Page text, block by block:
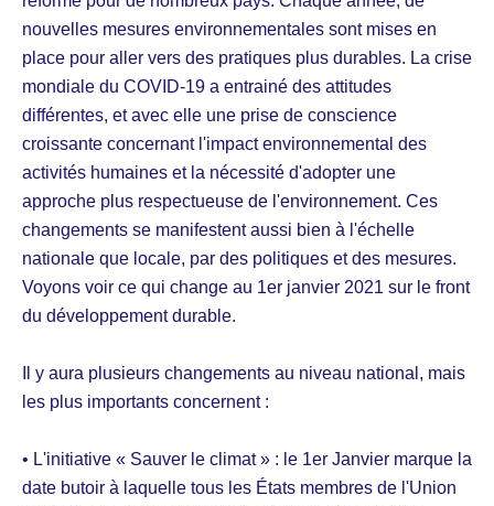
nouvelles mesures environnementales sont mises en
place pour aller vers des pratiques plus durables. La crise
mondiale du COVID-19 a entrainé des attitudes
différentes, et avec elle une prise de conscience
croissante concernant l'impact environnemental des
activités humaines et la nécessité d'adopter une
approche plus respectueuse de l'environnement. Ces
changements se manifestent aussi bien à l'échelle
nationale que locale, par des politiques et des mesures.
Voyons voir ce qui change au 1er janvier 2021 sur le front
du développement durable.
Il y aura plusieurs changements au niveau national, mais
les plus importants concernent :
• L'initiative « Sauver le climat » : le 1er Janvier marque la
date butoir à laquelle tous les États membres de l'Union